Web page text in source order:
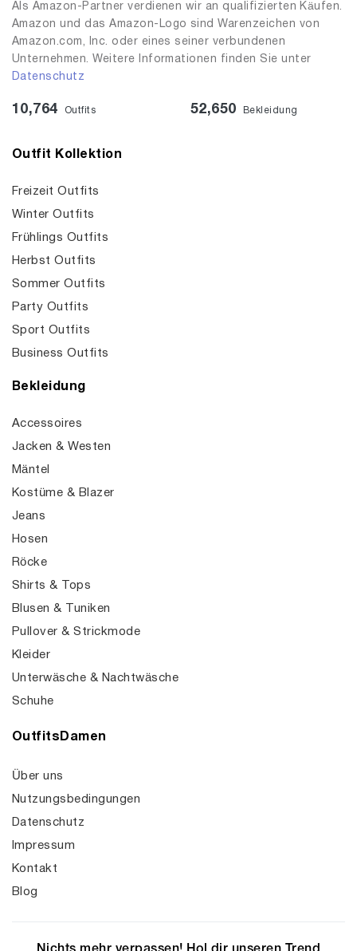
Als Amazon-Partner verdienen wir an qualifizierten Käufen.
Amazon und das Amazon-Logo sind Warenzeichen von
Amazon.com, Inc. oder eines seiner verbundenen
Unternehmen. Weitere Informationen finden Sie unter
Datenschutz
10,764 Outfits 52,650 Bekleidung
Outfit Kollektion
Freizeit Outfits
Winter Outfits
Frühlings Outfits
Herbst Outfits
Sommer Outfits
Party Outfits
Sport Outfits
Business Outfits
Bekleidung
Accessoires
Jacken & Westen
Mäntel
Kostüme & Blazer
Jeans
Hosen
Röcke
Shirts & Tops
Blusen & Tuniken
Pullover & Strickmode
Kleider
Unterwäsche & Nachtwäsche
Schuhe
OutfitsDamen
Über uns
Nutzungsbedingungen
Datenschutz
Impressum
Kontakt
Blog